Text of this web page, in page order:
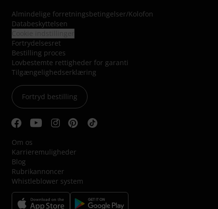
Almindelige forretningsbetingelser/Kolofon
Databeskyttelsen
Fortrydelsesret
Bestilling proces
Lovbestemte rettigheder for garanti
Tilgængelighedserklæring
Fortryd bestilling
Om os
Karrieremuligheder
Blog
Rubrikannoncer
Whistleblower system